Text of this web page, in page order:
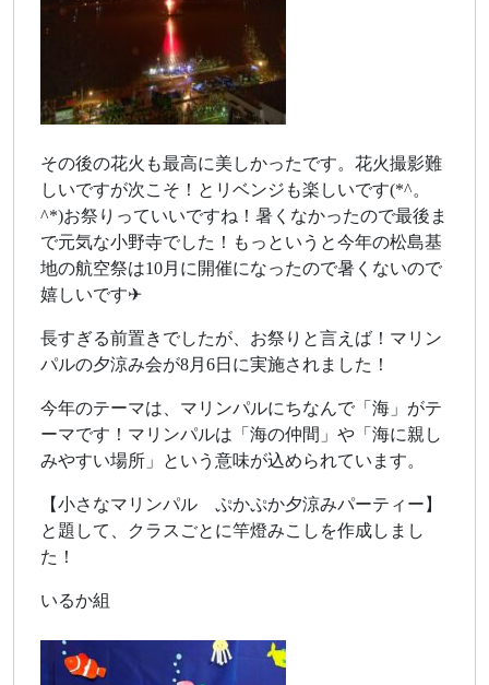
その後の花火も最高に美しかったです。花火撮影難
しいですが次こそ！とリベンジも楽しいです(*^。
^*)お祭りっていいですね！暑くなかったので最後ま
で元気な小野寺でした！もっというと今年の松島基
地の航空祭は10月に開催になったので暑くないので
嬉しいです✈
長すぎる前置きでしたが、お祭りと言えば！マリン
パルの夕涼み会が8月6日に実施されました！
今年のテーマは、マリンパルにちなんで「海」がテ
ーマです！マリンパルは「海の仲間」や「海に親し
みやすい場所」という意味が込められています。
【小さなマリンパル ぷかぷか夕涼みパーティー】
と題して、クラスごとに竿燈みこしを作成しまし
た！
いるか組